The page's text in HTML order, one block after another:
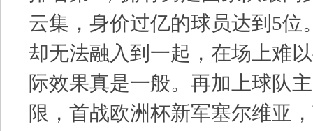
云集，身价过亿的球员达到5位
却无法融入到一起，在场上难
际效果真是一般。再加上球队
限，首战欧洲杯新军塞尔维亚